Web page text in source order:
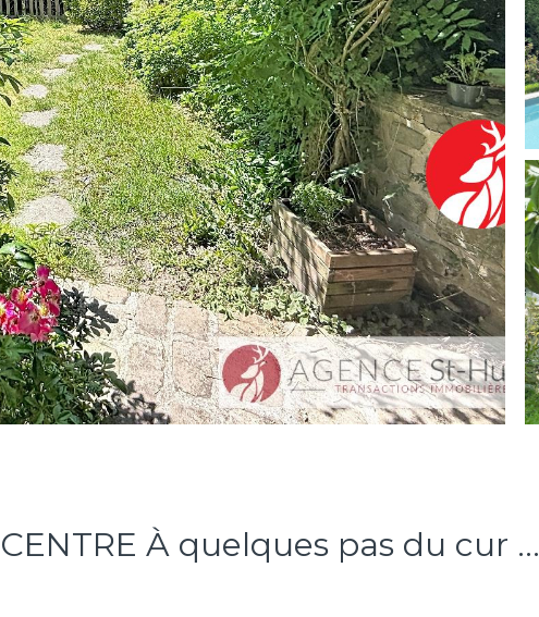
À quelques pas du cur ...